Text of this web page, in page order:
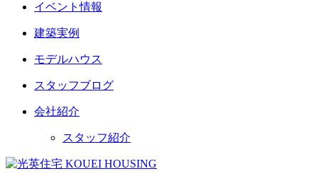
イベント情報
建築実例
モデルハウス
スタッフブログ
会社紹介
スタッフ紹介